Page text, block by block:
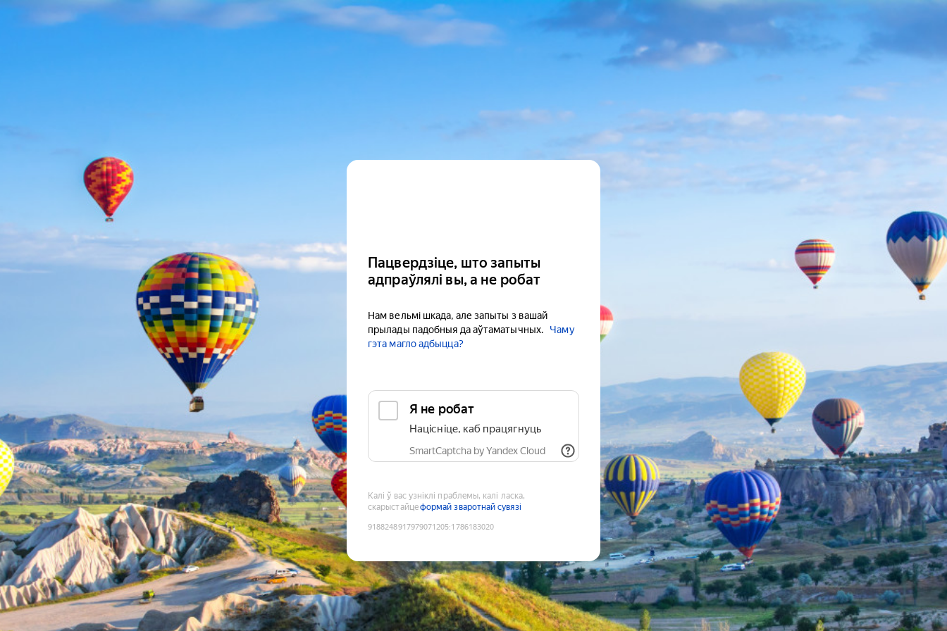
Пацвердзіце, што запыты
адпраўлялі вы, а не робат
Нам вельмі шкада, але запыты з вашай
прылады падобныя да аўтаматычных.
Чаму
гэта магло адбыцца?
Я не робат
Націсніце, каб працягнуць
SmartCaptcha by Yandex Cloud
Калі ў вас узніклі праблемы, калі ласка,
скарыстайцеформай зваротнай сувязі
9188248917979071205:1786183020